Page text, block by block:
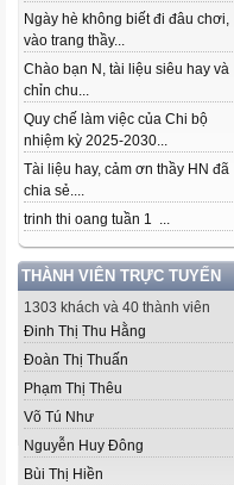
Ngày hè không biết đi đâu chơi,
vào trang thầy...
Chào bạn N, tài liệu siêu hay và
chỉn chu...
Quy chế làm việc của Chi bộ
nhiệm kỳ 2025-2030...
Tài liệu hay, cảm ơn thầy HN đã
chia sẻ....
trinh thi oang tuần 1 ...
THÀNH VIÊN TRỰC TUYẾN
1303 khách và 40 thành viên
Đinh Thị Thu Hằng
Đoàn Thị Thuấn
Phạm Thị Thêu
Võ Tú Như
Nguyễn Huy Đông
Bùi Thị Hiền